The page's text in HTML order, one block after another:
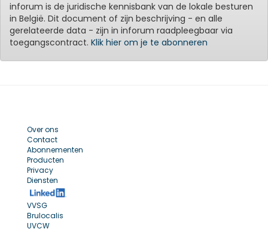
inforum is de juridische kennisbank van de lokale besturen
in België. Dit document of zijn beschrijving - en alle
gerelateerde data - zijn in inforum raadpleegbaar via
toegangscontract. Klik hier om je te abonneren
Over ons
Contact
Abonnementen
Producten
Privacy
Diensten
VVSG
Brulocalis
UVCW